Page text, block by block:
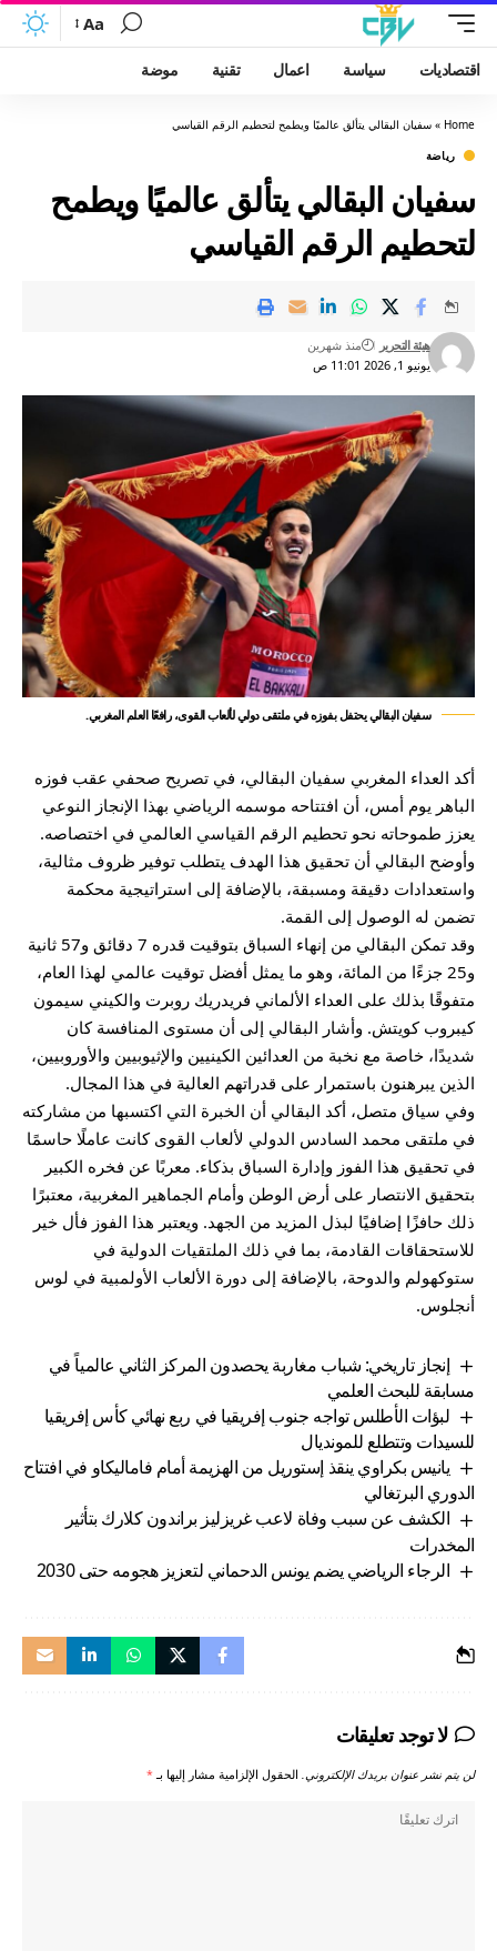
Aa
اقتصاديات سياسة اعمال تقنية موضة
Home
» سفيان البقالي يتألق عالميًا ويطمح لتحطيم الرقم القياسي
رياضة
سفيان البقالي يتألق عالميًا ويطمح
لتحطيم الرقم القياسي
يونيو 1, 2026 11:01 ص
هيئة التحرير منذ شهرين
سفيان البقالي يحتفل بفوزه في ملتقى دولي لألعاب القوى، رافعًا العلم المغربي.
أكد العداء المغربي سفيان البقالي، في تصريح صحفي عقب فوزه
الباهر يوم أمس، أن افتتاحه موسمه الرياضي بهذا الإنجاز النوعي
يعزز طموحاته نحو تحطيم الرقم القياسي العالمي في اختصاصه.
وأوضح البقالي أن تحقيق هذا الهدف يتطلب توفير ظروف مثالية،
واستعدادات دقيقة ومسبقة، بالإضافة إلى استراتيجية محكمة
تضمن له الوصول إلى القمة.
وقد تمكن البقالي من إنهاء السباق بتوقيت قدره 7 دقائق و57 ثانية
و25 جزءًا من المائة، وهو ما يمثل أفضل توقيت عالمي لهذا العام،
متفوقًا بذلك على العداء الألماني فريدريك روبرت والكيني سيمون
كيبروب كويتش. وأشار البقالي إلى أن مستوى المنافسة كان
شديدًا، خاصة مع نخبة من العدائين الكينيين والإثيوبيين والأوروبيين،
الذين يبرهنون باستمرار على قدراتهم العالية في هذا المجال.
وفي سياق متصل، أكد البقالي أن الخبرة التي اكتسبها من مشاركته
في ملتقى محمد السادس الدولي لألعاب القوى كانت عاملًا حاسمًا
في تحقيق هذا الفوز وإدارة السباق بذكاء. معربًا عن فخره الكبير
بتحقيق الانتصار على أرض الوطن وأمام الجماهير المغربية، معتبرًا
ذلك حافزًا إضافيًا لبذل المزيد من الجهد. ويعتبر هذا الفوز فأل خير
للاستحقاقات القادمة، بما في ذلك الملتقيات الدولية في
ستوكهولم والدوحة، بالإضافة إلى دورة الألعاب الأولمبية في لوس
أنجلوس.
إنجاز تاريخي: شباب مغاربة يحصدون المركز الثاني عالمياً في
مسابقة للبحث العلمي
لبؤات الأطلس تواجه جنوب إفريقيا في ربع نهائي كأس إفريقيا
للسيدات وتتطلع للمونديال
يانيس بكراوي ينقذ إستوريل من الهزيمة أمام فاماليكاو في افتتاح
الدوري البرتغالي
الكشف عن سبب وفاة لاعب غريزليز براندون كلارك بتأثير
المخدرات
الرجاء الرياضي يضم يونس الدحماني لتعزيز هجومه حتى 2030
لا توجد تعليقات
لن يتم نشر عنوان بريدك الإلكتروني. الحقول الإلزامية مشار إليها بـ*